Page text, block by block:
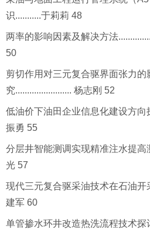
识...........于莉莉 48
两率的影响因素及解决方法
50
剪切作用对三元复合驱界面张力的
究........................ 杨志刚 52
低油价下油田企业信息化建设方向
振勇 55
分层井智能测调实现精准注水提高
光 57
现代三元复合驱采油技术在石油开
建军 60
单管掺水环井改造热洗流程技术探